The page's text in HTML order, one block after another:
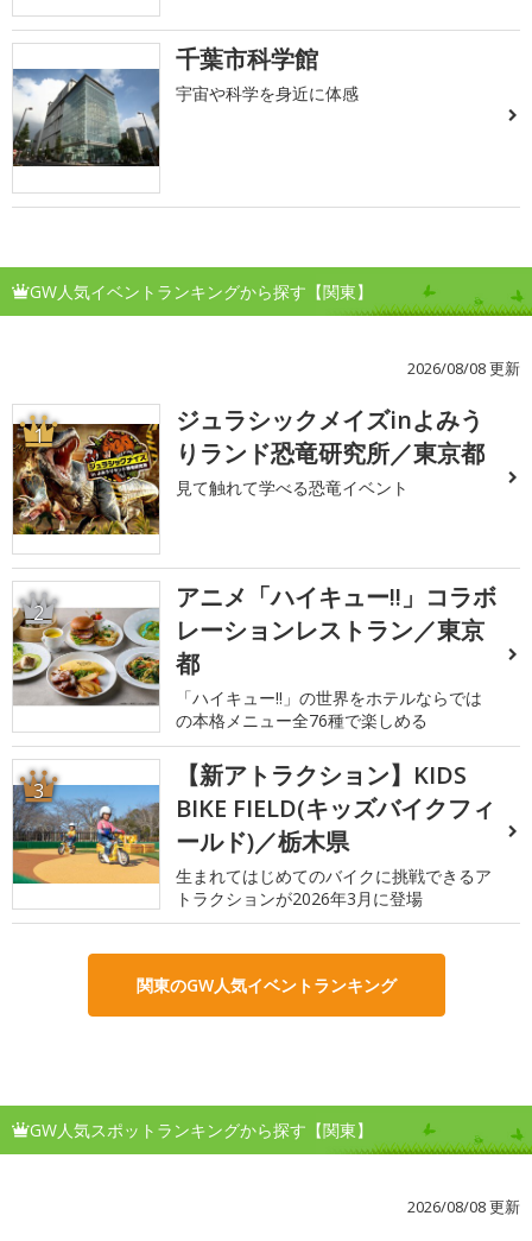
千葉市科学館
宇宙や科学を身近に体感
GW人気イベントランキングから探す【関東】
2026/08/08 更新
1
ジュラシックメイズinよみう
りランド恐竜研究所／東京都
見て触れて学べる恐竜イベント
2
アニメ「ハイキュー!!」コラボ
レーションレストラン／東京
都
「ハイキュー!!」の世界をホテルならでは
の本格メニュー全76種で楽しめる
3
【新アトラクション】KIDS
BIKE FIELD(キッズバイクフィ
ールド)／栃木県
生まれてはじめてのバイクに挑戦できるア
トラクションが2026年3月に登場
関東のGW人気イベントランキング
GW人気スポットランキングから探す【関東】
2026/08/08 更新